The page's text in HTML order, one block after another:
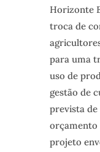
Horizonte
troca de
para uma
uso de
gestão de
prevista
orçamento
projeto